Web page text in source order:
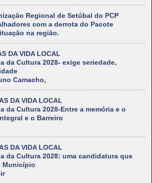
Regional de Setúbal do PCP
com a derrota do Pacote
na região.
DA VIDA LOCAL
da Cultura 2028- exige seriedade,
Camacho,
DA VIDA LOCAL
da Cultura 2028-Entre a memória e o
e o Barreiro
DA VIDA LOCAL
da Cultura 2028: uma candidatura que
Município